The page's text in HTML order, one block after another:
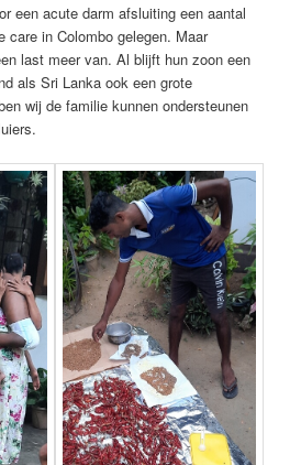
een acute darm afsluiting een aantal
care in Colombo gelegen. Maar
last meer van. Al blijft hun zoon een
als Sri Lanka ook een grote
wij de familie kunnen ondersteunen